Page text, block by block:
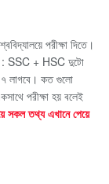
পরীক্ষা দিতে।
: SSC + HSC দুটো
লাগবে। কত গুলো
পরীক্ষা হয় বলেই
সকল তথ্য এখানে পেয়ে